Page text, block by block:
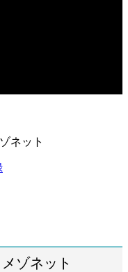
ネット
ゾネット